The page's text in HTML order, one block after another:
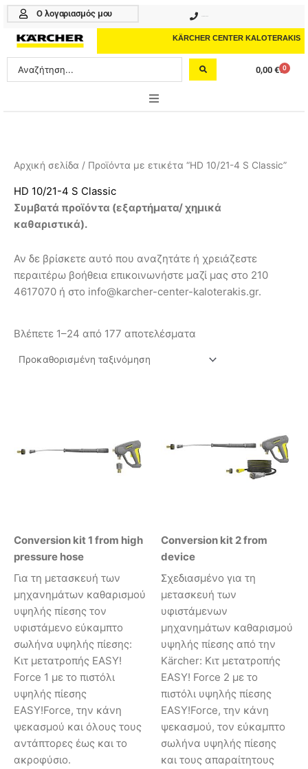
Μετάβαση
περιεχόμενο
Ο λογαριασμός μου
KÄRCHER CENTER KALOTERAKIS
Search
...
0,00 € 0
Cart
PROFESSIONAL
ΑΞΕΣΟΥΑΡ
ΥΠΗΡΕΣΙΕΣ-ΝΕΑ-ΛΥΣΕΙΣ
Αρχική σελίδα / Προϊόντα με ετικέτα “HD 10/21-4 S Classic”
HD 10/21-4 S Classic
Συμβατά προϊόντα (εξαρτήματα/ χημικά
καθαριστικά).
Αν δε βρίσκετε αυτό που αναζητάτε ή χρειάζεστε
περαιτέρω βοήθεια επικοινωνήστε μαζί μας στο 210
4617070 ή στο info@karcher-center-kaloterakis.gr.
Βλέπετε 1–24 από 177 αποτελέσματα
Conversion kit 1 from high
pressure hose
Για τη μετασκευή των
μηχανημάτων καθαρισμού
υψηλής πίεσης τον
υφιστάμενο εύκαμπτο
σωλήνα υψηλής πίεσης:
Κιτ μετατροπής EASY!
Force 1 με το πιστόλι
υψηλής πίεσης
EASY!Force, την κάνη
ψεκασμού και όλους τους
αντάπτορες έως και το
ακροφύσιο.
Conversion kit 2 from
device
Σχεδιασμένο για τη
μετασκευή των
υφιστάμενων
μηχανημάτων καθαρισμού
υψηλής πίεσης από την
Kärcher: Κιτ μετατροπής
EASY! Force 2 με το
πιστόλι υψηλής πίεσης
EASY!Force, την κάνη
ψεκασμού, τον εύκαμπτο
σωλήνα υψηλής πίεσης
και τους απαραίτητους